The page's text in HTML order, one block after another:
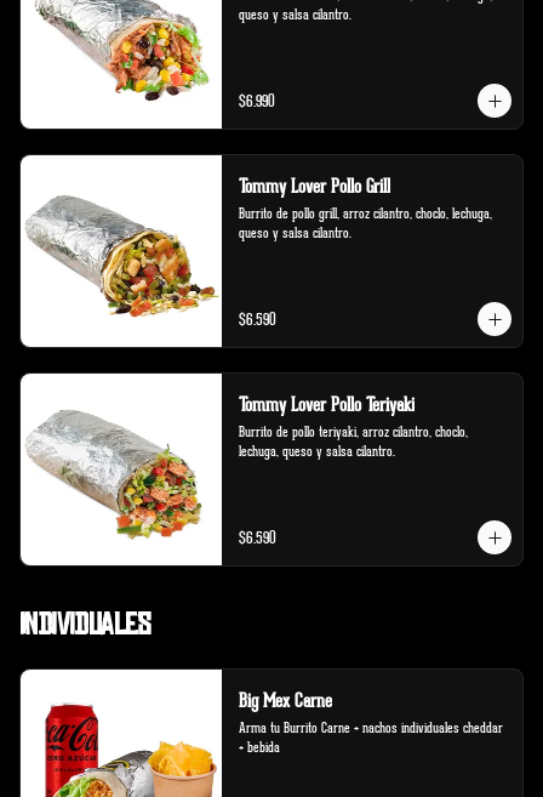
queso y salsa cilantro.
$6.990
Tommy Lover Pollo Grill
Burrito de pollo grill, arroz cilantro, choclo, lechuga,
queso y salsa cilantro.
$6.590
Tommy Lover Pollo Teriyaki
Burrito de pollo teriyaki, arroz cilantro, choclo,
lechuga, queso y salsa cilantro.
$6.590
Individuales
Big Mex Carne
Arma tu Burrito Carne + nachos individuales cheddar
+ bebida